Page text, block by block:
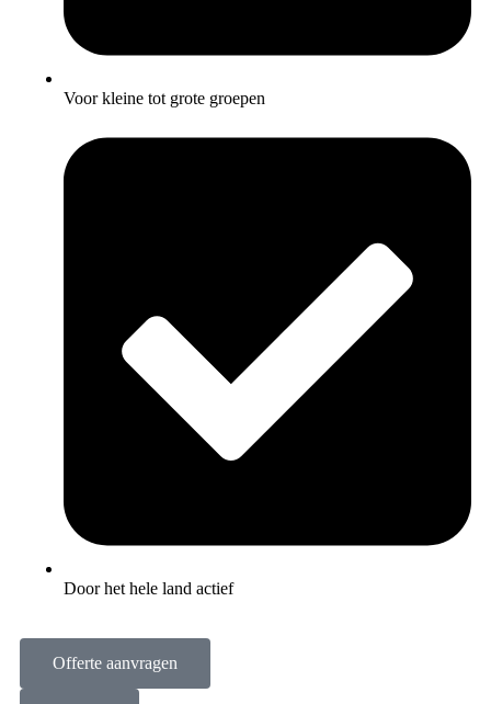
Voor kleine tot grote groepen
Door het hele land actief
Offerte aanvragen